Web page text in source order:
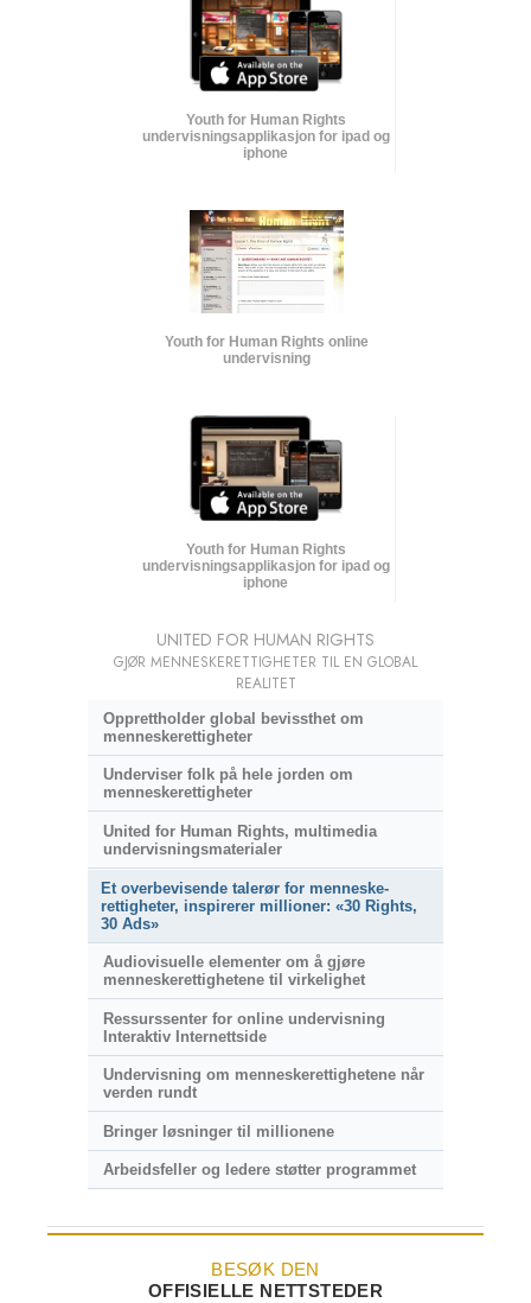
Youth for Human Rights
undervisnings­applikasjon for ipad og
iphone
Youth for Human Rights online
undervisning
Youth for Human Rights
undervisnings­applikasjon for ipad og
iphone
UNITED FOR HUMAN RIGHTS
GJØR MENNESKERETTIGHETER TIL EN GLOBAL
REALITET
Opprettholder global bevissthet om
menneskerettigheter
Underviser folk på hele jorden om
menneskerettigheter
United for Human Rights, multimedia
undervisningsmaterialer
Et overbevisende talerør for menneske­
rettigheter, inspirerer millioner: «30 Rights,
30 Ads»
Audiovisuelle elementer om å gjøre
menneske­rettighetene til virkelighet
Ressurssenter for online undervisning
Interaktiv Internettside
Undervisning om menneskerettighetene når
verden rundt
Bringer løsninger til millionene
Arbeidsfeller og ledere støtter programmet
BESØK DEN
OFFISIELLE NETTSTEDER